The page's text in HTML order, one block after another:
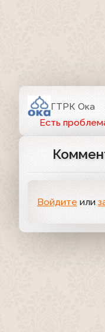
ГТРК Ока
Есть
Войдите или